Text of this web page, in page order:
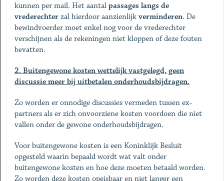
kunnen per mail. Het aantal passages langs de
vrederechter zal hierdoor aanzienlijk verminderen. De
bewindvoerder moet enkel nog voor de vrederechter
verschijnen als de rekeningen niet kloppen of deze fouten
bevatten.
2. Buitengewone kosten wettelijk vastgelegd, geen
discussie meer bij uitbetalen onderhoudsbijdragen.
Zo worden er onnodige discussies vermeden tussen ex-
partners als er zich onvoorziene kosten voordoen die niet
vallen onder de gewone onderhoudsbijdragen.
Voor buitengewone kosten is een Koninklijk Besluit
opgesteld waarin bepaald wordt wat valt onder
buitengewone kosten en hoe deze moeten betaald worden.
Zo worden deze kosten opeisbaar en niet langer een